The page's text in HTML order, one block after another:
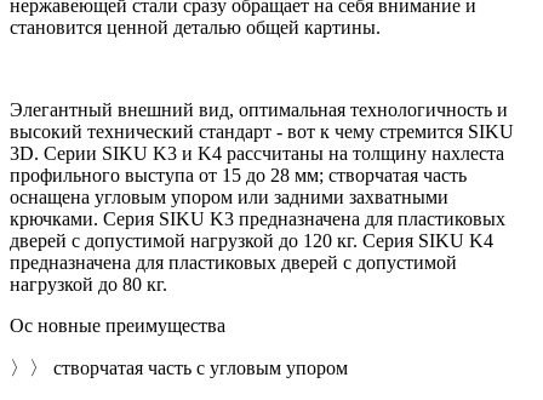
нержавеющей стали сразу обращает на себя внимание и
становится ценной деталью общей картины.
Элегантный внешний вид, оптимальная технологичность и
высокий технический стандарт - вот к чему стремится SIKU
3D. Серии SIKU K3 и K4 рассчитаны на толщину нахлеста
профильного выступа от 15 до 28 мм; створчатая часть
оснащена угловым упором или задними захватными
крючками. Серия SIKU K3 предназначена для пластиковых
дверей с допустимой нагрузкой до 120 кг. Серия SIKU K4
предназначена для пластиковых дверей с допустимой
нагрузкой до 80 кг.
Ос новные преимущества
〉〉 створчатая часть с угловым упором